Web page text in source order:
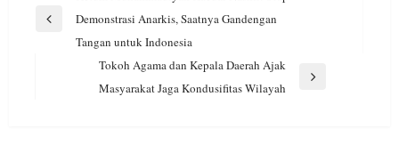
pos
Demonstrasi Anarkis, Saatnya Gandengan
Tangan untuk Indonesia
Tokoh Agama dan Kepala Daerah Ajak
Masyarakat Jaga Kondusifitas Wilayah